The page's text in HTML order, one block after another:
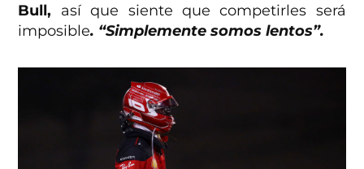
Bull, así que siente que competirles será
imposible. “Simplemente somos lentos”.